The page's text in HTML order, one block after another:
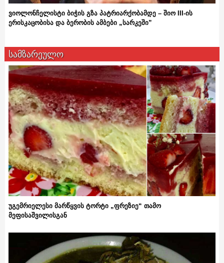
ვიოლონჩელისტი ბიჭის გზა პატრიარქობამდე – შიო III-ის
ერისკაცობისა და ბერობის ამბები „სარკეში”
სამზარეულო
უგემრიელესი მარწყვის ტორტი „ფრეზიე“ თამო
მეფისაშვილისგან